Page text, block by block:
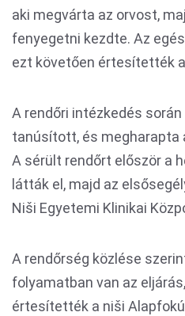
aki megvárta az orvost,
fenyegetni kezdte. Az
ezt követően értesítették
A rendőri intézkedés
tanúsított, és megharapta
A sérült rendőrt először a
látták el, majd az
Niši Egyetemi Klinikai
A rendőrség közlése
folyamatban van az
értesítették a niši